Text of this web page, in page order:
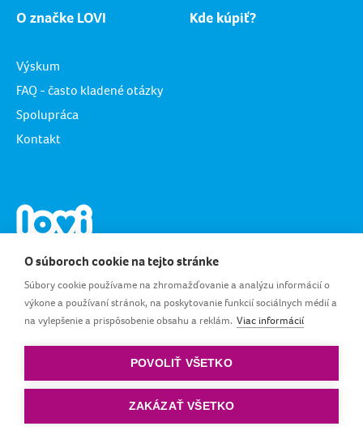
O značke LOVI
Výskum
FAQ - často kladené otázky
Spolupráca
Kontakt
Kde kúpiť?
SK_SK
|Pravidlá cookie
O súboroch cookie na tejto stránke
Súbory cookie používame na zhromažďovanie a analýzu informácií o
výkone a používaní stránok, na poskytovanie funkcií sociálnych médií a
na vylepšenie a prispôsobenie obsahu a reklám. Viac informácií
POVOLIŤ VŠETKO
ZAKÁZAŤ VŠETKO